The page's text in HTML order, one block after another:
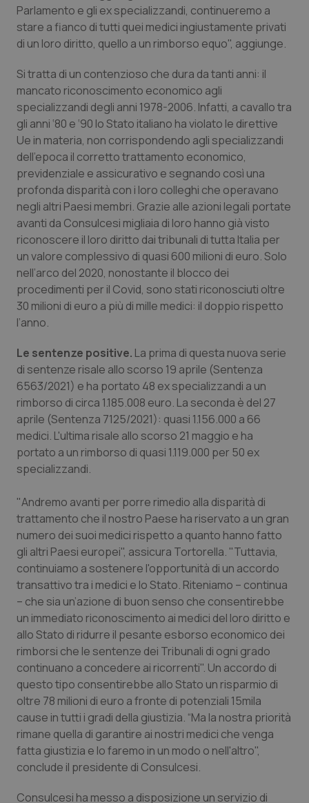
Lazio
Lombardia
Marche
Molise
Piemonte
Provincia Autonoma di Bolzano
Provincia Autonoma di Trento
Puglia
Sardegna
Sicilia
Toscana
Umbria
Valle D’Aosta
Veneto
Diabete & glucometri
Dolore
Donna & Salute
Epatiti
HIV
Infezioni & Febbre
Ipertensione & Scompenso
Malattie rare
Malattia di Crohn & Rettocolite Ulcerosa
Neuroscienze & patologie neurodegenerative
Obesità
Oftalmologia
Oncodermatologia
Oncoematologia
Oncologia & Nutrizione
Psoriasi & pelle
Quotidiano Cardiologia
Quotidiano Chirurgia
Quotidiano Oncologia
Quotidiano Pediatria
Parlamento e gli ex specializzandi, continueremo a
stare a fianco di tutti quei medici ingiustamente privati
di un loro diritto, quello a un rimborso equo", aggiunge.
Si tratta di un contenzioso che dura da tanti anni: il
mancato riconoscimento economico agli
specializzandi degli anni 1978-2006. Infatti, a cavallo tra
gli anni ‘80 e ‘90 lo Stato italiano ha violato le direttive
Ue in materia, non corrispondendo agli specializzandi
dell’epoca il corretto trattamento economico,
previdenziale e assicurativo e segnando così una
profonda disparità con i loro colleghi che operavano
negli altri Paesi membri. Grazie alle azioni legali portate
avanti da Consulcesi migliaia di loro hanno già visto
riconoscere il loro diritto dai tribunali di tutta Italia per
un valore complessivo di quasi 600 milioni di euro. Solo
nell’arco del 2020, nonostante il blocco dei
procedimenti per il Covid, sono stati riconosciuti oltre
30 milioni di euro a più di mille medici: il doppio rispetto
l’anno.
Le sentenze positive. La prima di questa nuova serie
di sentenze risale allo scorso 19 aprile (Sentenza
6563/2021) e ha portato 48 ex specializzandi a un
rimborso di circa 1.185.008 euro. La seconda è del 27
aprile (Sentenza 7125/2021): quasi 1.156.000 a 66
medici. L'ultima risale allo scorso 21 maggio e ha
portato a un rimborso di quasi 1.119.000 per 50 ex
specializzandi.
"Andremo avanti per porre rimedio alla disparità di
trattamento che il nostro Paese ha riservato a un gran
numero dei suoi medici rispetto a quanto hanno fatto
gli altri Paesi europei", assicura Tortorella. "Tuttavia,
continuiamo a sostenere l'opportunità di un accordo
transattivo tra i medici e lo Stato. Riteniamo – continua
– che sia un’azione di buon senso che consentirebbe
un immediato riconoscimento ai medici del loro diritto e
allo Stato di ridurre il pesante esborso economico dei
rimborsi che le sentenze dei Tribunali di ogni grado
continuano a concedere ai ricorrenti". Un accordo di
questo tipo consentirebbe allo Stato un risparmio di
oltre 78 milioni di euro a fronte di potenziali 15mila
cause in tutti i gradi della giustizia. “Ma la nostra priorità
rimane quella di garantire ai nostri medici che venga
fatta giustizia e lo faremo in un modo o nell'altro",
conclude il presidente di Consulcesi.
Consulcesi ha messo a disposizione un servizio di